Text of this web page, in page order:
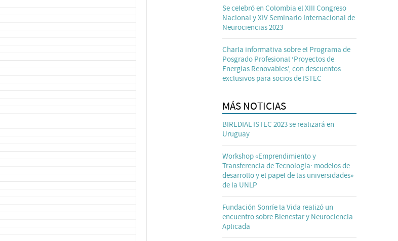
Se celebró en Colombia el XIII Congreso
Nacional y XIV Seminario Internacional de
Neurociencias 2023
Charla informativa sobre el Programa de
Posgrado Profesional ‘Proyectos de
Energías Renovables’, con descuentos
exclusivos para socios de ISTEC
MÁS NOTICIAS
BIREDIAL ISTEC 2023 se realizará en
Uruguay
Workshop «Emprendimiento y
Transferencia de Tecnología: modelos de
desarrollo y el papel de las universidades»
de la UNLP
Fundación Sonríe la Vida realizó un
encuentro sobre Bienestar y Neurociencia
Aplicada